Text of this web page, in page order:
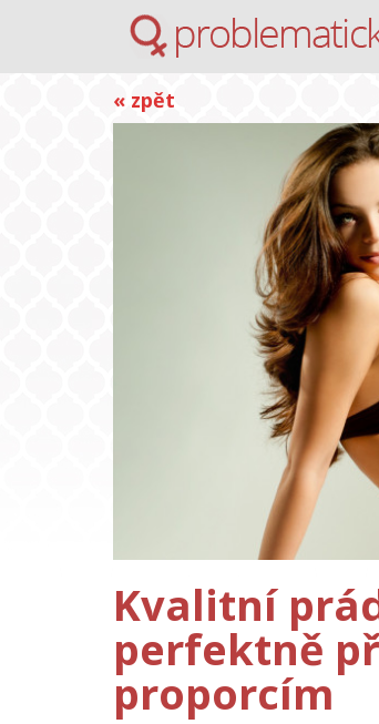
« zpět
Kvalitní
perfektně
proporcím